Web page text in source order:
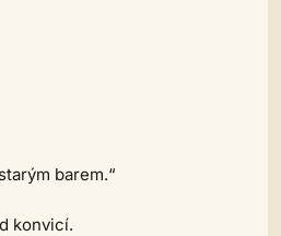
barem.“
konvicí.